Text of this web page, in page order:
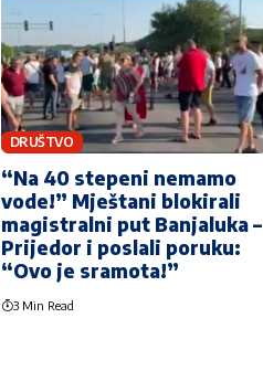
DRUŠTVO
“Na 40 stepeni nemamo
vode!” Mještani blokirali
magistralni put Banjaluka –
Prijedor i poslali poruku:
“Ovo je sramota!”
3 Min Read